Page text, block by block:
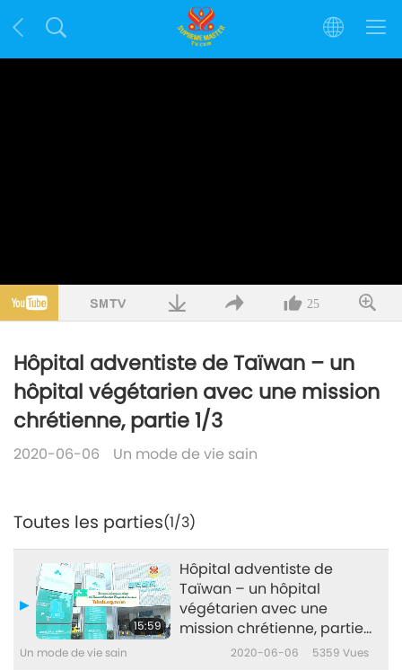
25
Hôpital adventiste de Taïwan – un
hôpital végétarien avec une mission
chrétienne, partie 1/3
2020-06-06 Un mode de vie sain
Toutes les parties(1/3)
15:59
Hôpital adventiste de
Taïwan – un hôpital
végétarien avec une
mission chrétienne, partie
Un mode de vie sain 2020-06-06 5359 Vues